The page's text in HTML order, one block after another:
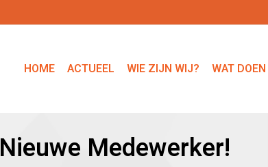
HOME ACTUEEL WIE ZIJN WIJ? WAT
Nieuwe Medewerker!